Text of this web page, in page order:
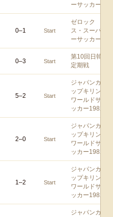
ーサッカー
0–1 Start
ゼロック
ス・スーパ
ーサッカー
0–3 Start
第10回日韓
定期戦
5–2 Start
ジャパンカ
ップキリン
ワールドサ
ッカー1982
2–0 Start
ジャパンカ
ップキリン
ワールドサ
ッカー1982
1–2 Start
ジャパンカ
ップキリン
ワールドサ
ッカー1982
ジャパンカ